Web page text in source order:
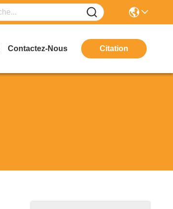
Contactez-Nous Citation